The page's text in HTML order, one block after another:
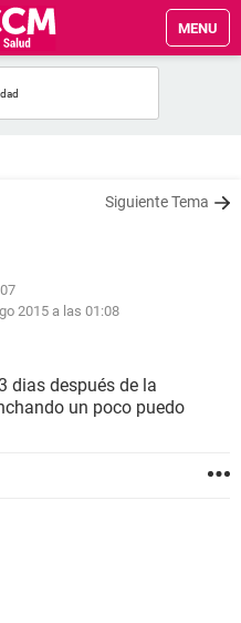
MENU
Siguiente Tema
2015 a las 01:08
dias después de la
un poco puedo